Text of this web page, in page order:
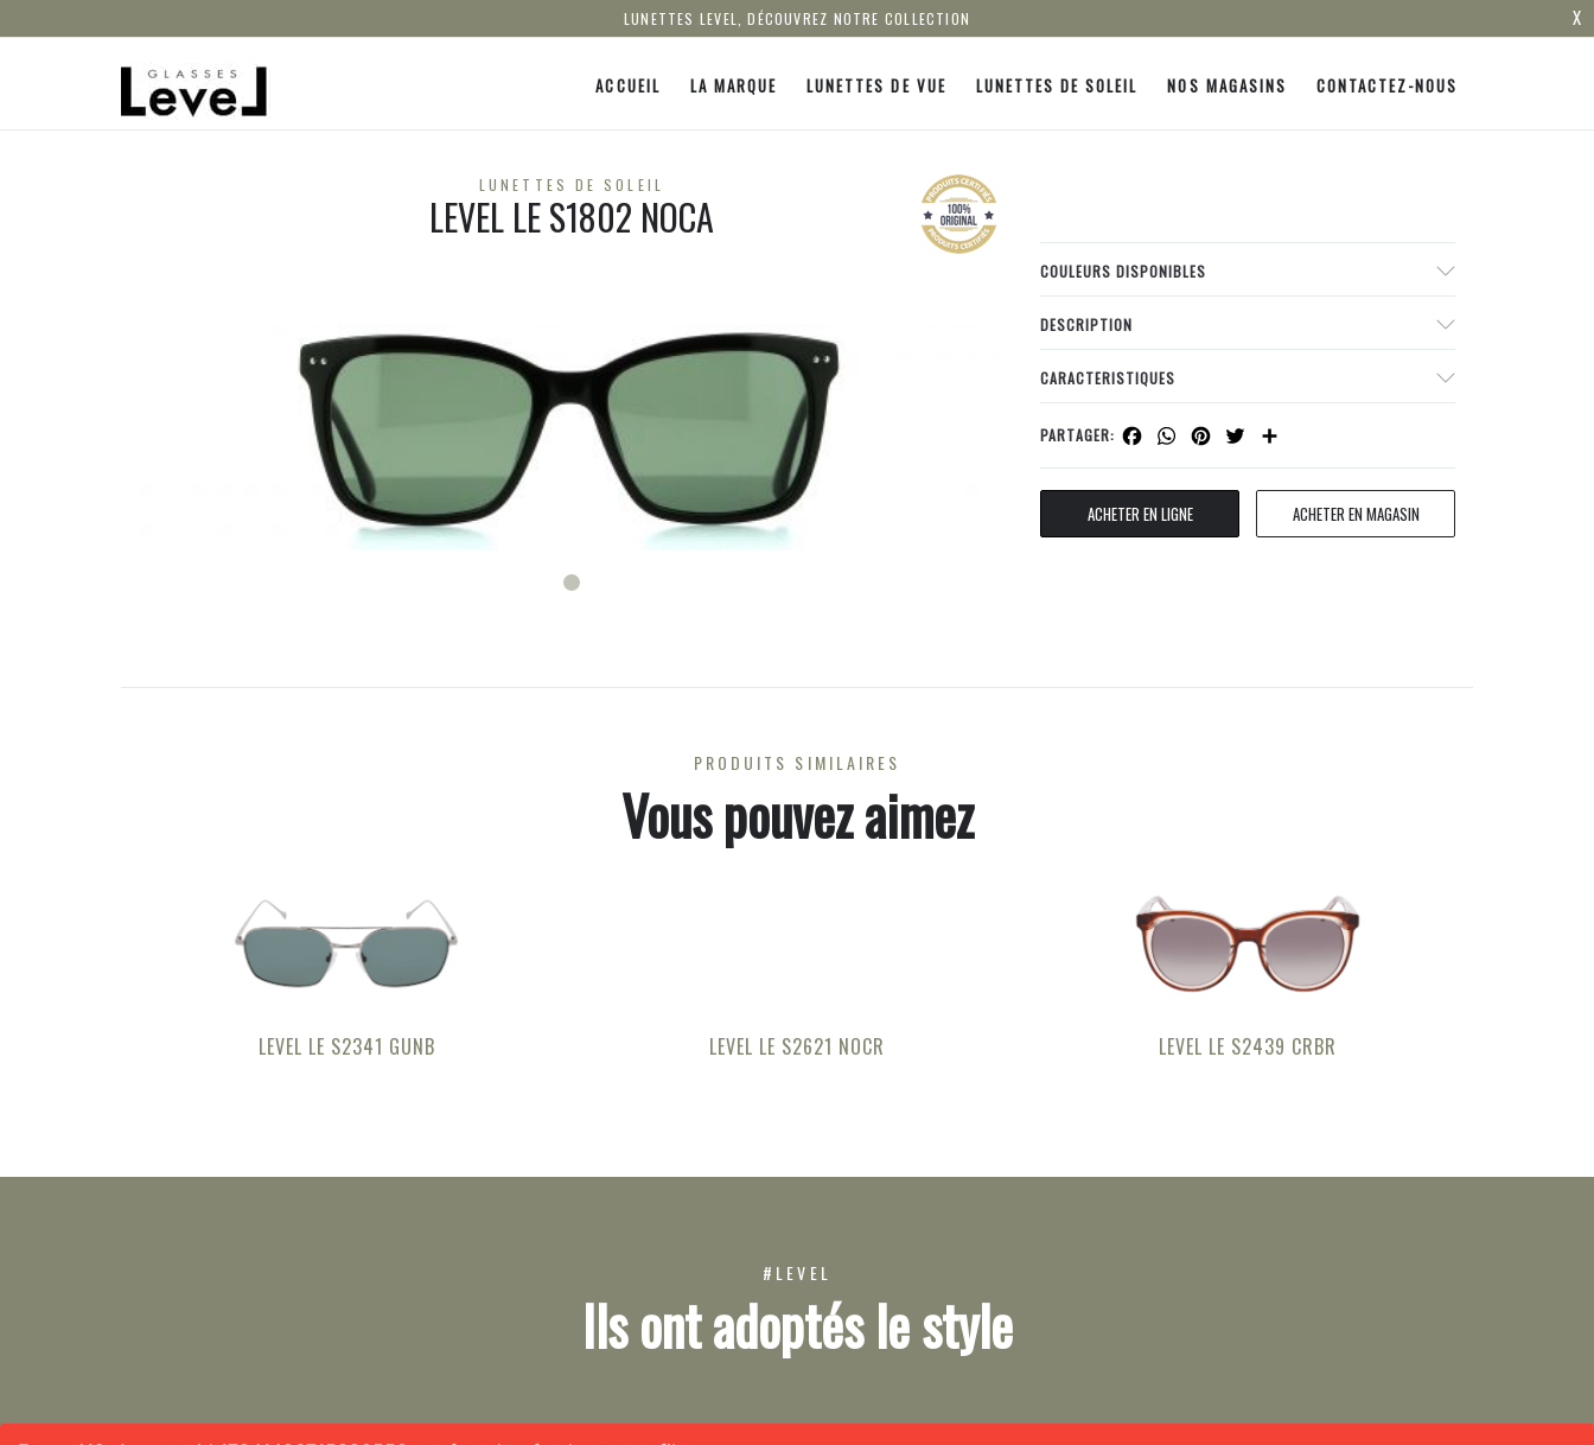
LUNETTES LEVEL, DÉCOUVREZ NOTRE COLLECTION X
ACCUEIL LA MARQUE LUNETTES DE VUE LUNETTES DE SOLEIL NOS MAGASINS CONTACTEZ-NOUS
LUNETTES DE SOLEIL
LEVEL LE S1802 NOCA
COULEURS DISPONIBLES
DESCRIPTION
CARACTERISTIQUES
PARTAGER: Facebook
WhatsApp
Pinterest
Twitter
ACHETER EN LIGNE ACHETER EN MAGASIN
PRODUITS SIMILAIRES
Vous pouvez aimez
LEVEL LE S2341 GUNB LEVEL LE S2621 NOCR LEVEL LE S2439 CRBR
#LEVEL
Ils ont adoptés le style